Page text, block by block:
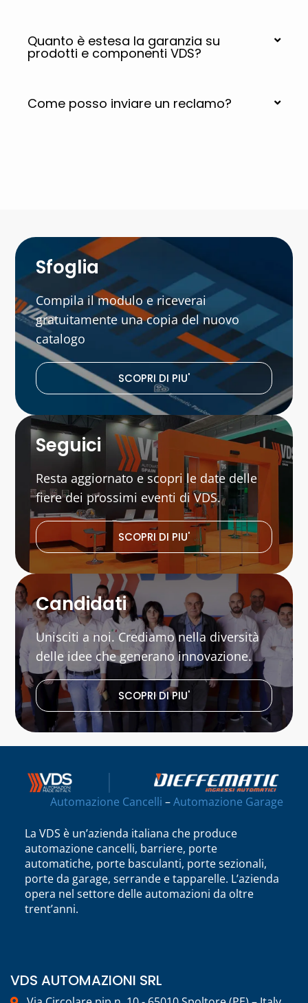
Quanto è estesa la garanzia su
prodotti e componenti VDS?
Come posso inviare un reclamo?
Sfoglia
Compila il modulo e riceverai
gratuitamente una copia del nuovo
catalogo
SCOPRI DI PIU'
Seguici
Resta aggiornato e scopri le date delle
fiere dei prossimi eventi di VDS.
SCOPRI DI PIU'
Candidati
Unisciti a noi. Crediamo nella diversità
delle idee che generano innovazione.
SCOPRI DI PIU'
Automazione Cancelli –Automazione Garage
La VDS è un’azienda italiana che produce
automazione cancelli, barriere, porte
automatiche, porte basculanti, porte sezionali,
porte da garage, serrande e tapparelle. L’azienda
opera nel settore delle automazioni da oltre
trent’anni.
VDS AUTOMAZIONI SRL